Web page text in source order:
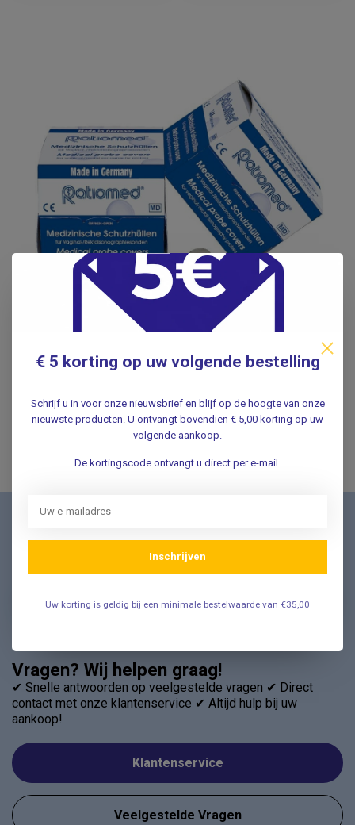
Al onze prijzen staan zowel inclusief als exclusief btw
vermeld
Vragen? Wij helpen graag!
✔ Snelle antwoorden op veelgestelde vragen ✔ Direct
contact met onze klantenservice ✔ Altijd hulp bij uw
aankoop!
Klantenservice
Veelgestelde Vragen
nieuwe aanbiedingen Meld u nu aan ➡️
€ 5 korting op uw volgende bestelling
Schrijf u in voor onze nieuwsbrief en blijf op de hoogte van onze
nieuwste producten. U ontvangt bovendien € 5,00 korting op uw
volgende aankoop.
De kortingscode ontvangt u direct per e-mail.
Inschrijven
Uw korting is geldig bij een minimale bestelwaarde van €35,00